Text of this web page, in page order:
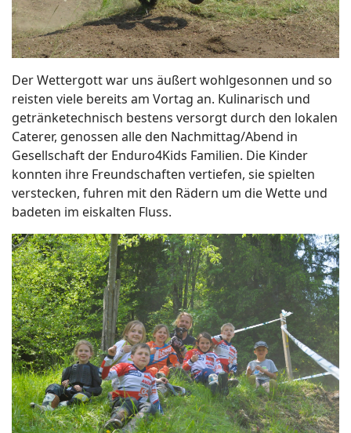
Der Wettergott war uns äußert wohlgesonnen und so
reisten viele bereits am Vortag an. Kulinarisch und
getränketechnisch bestens versorgt durch den lokalen
Caterer, genossen alle den Nachmittag/Abend in
Gesellschaft der Enduro4Kids Familien. Die Kinder
konnten ihre Freundschaften vertiefen, sie spielten
verstecken, fuhren mit den Rädern um die Wette und
badeten im eiskalten Fluss.